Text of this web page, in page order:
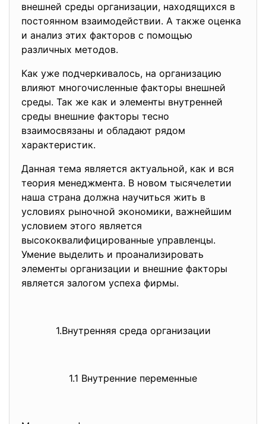
внешней среды организации, находящихся в
постоянном взаимодействии. А также оценка
и анализ этих факторов с помощью
различных методов.
Как уже подчеркивалось, на организацию
влияют многочисленные факторы внешней
среды. Так же как и элементы внутренней
среды внешние факторы тесно
взаимосвязаны и обладают рядом
характеристик.
Данная тема является актуальной, как и вся
теория менеджмента. В новом тысячелетии
наша страна должна научиться жить в
условиях рыночной экономики, важнейшим
условием этого является
высококвалифицированные управленцы.
Умение выделить и проанализировать
элементы организации и внешние факторы
является залогом успеха фирмы.
1.Внутренняя среда организации
1.1 Внутренние переменные